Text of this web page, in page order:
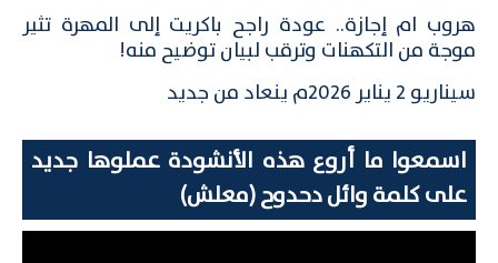
هروب ام إجازة.. عودة راجح باكريت إلى المهرة تثير
موجة من التكهنات وترقب لبيان توضيح منه!
سيناريو 2 يناير 2026م ينعاد من جديد
اسمعوا ما أروع هذه الأنشودة عملوها جديد
على كلمة وائل دحدوح (معلش)